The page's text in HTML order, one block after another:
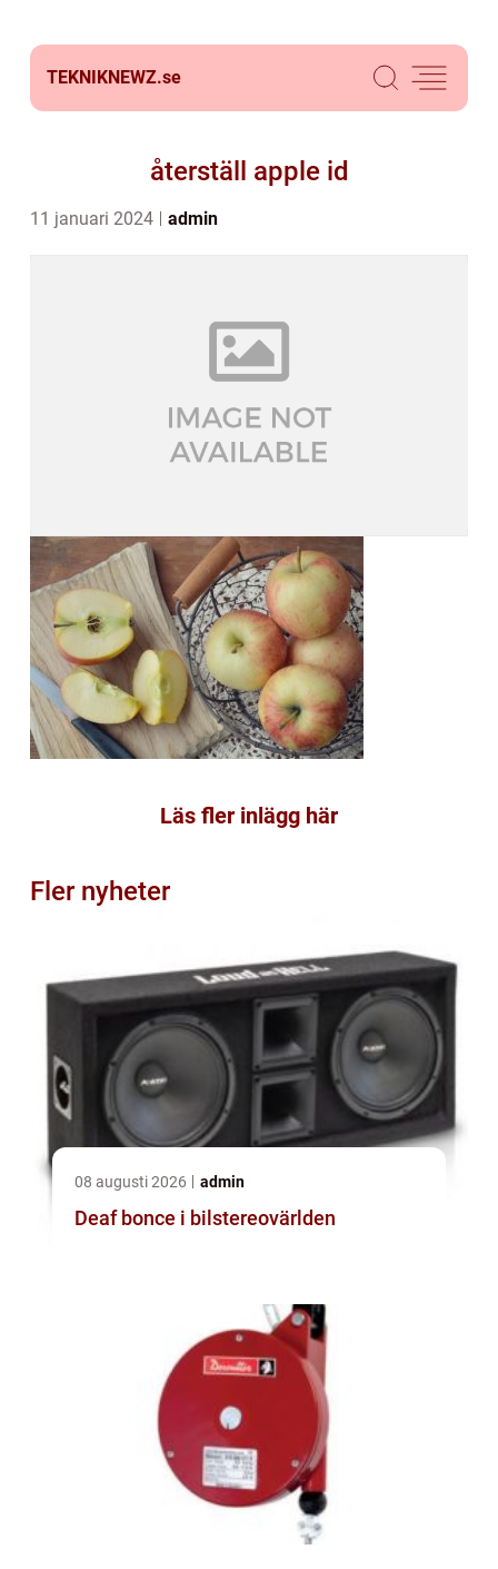
TEKNIKNEWZ.se
återställ apple id
11 januari 2024 admin
Läs fler inlägg här
Fler nyheter
08 augusti 2026 admin
Deaf bonce i bilstereovärlden